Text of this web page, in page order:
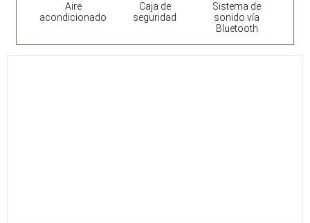
Aire
acondicionado
Caja de
seguridad
Sistema de
sonido vía
Bluetooth